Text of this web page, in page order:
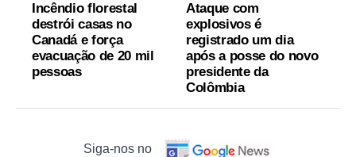
Incêndio florestal
destrói casas no
Canadá e força
evacuação de 20 mil
pessoas
Ataque com
explosivos é
registrado um dia
após a posse do novo
presidente da
Colômbia
Siga-nos no